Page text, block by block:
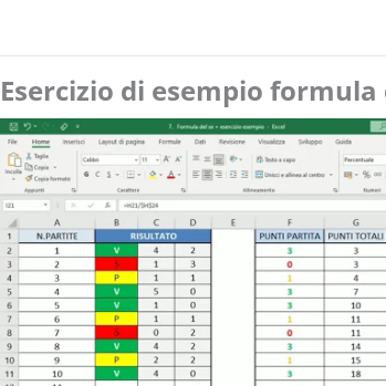
Esercizio di esempio formula